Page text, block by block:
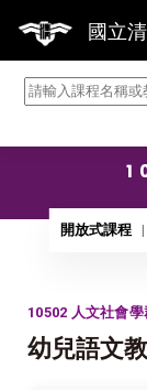
國立
開放式課程
10502 人文社會學
幼兒語文